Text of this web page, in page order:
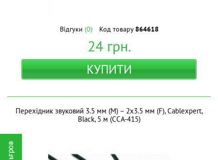
Відгуки (0) Код товару864618
24грн.
КУПИТИ
Перехідник звуковий 3.5 мм (M) – 2x3.5 мм (F), Cablexpert,
Black, 5 м (CCA-415)